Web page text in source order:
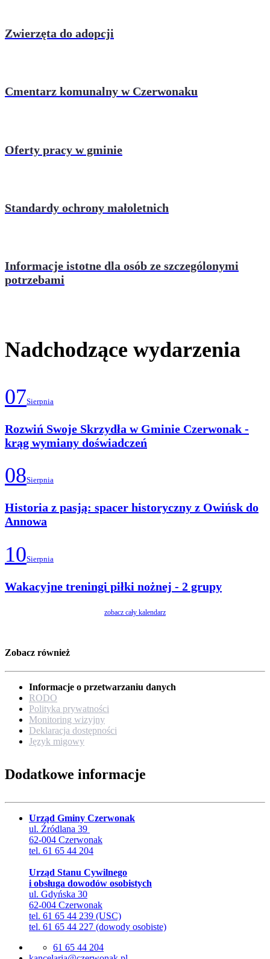
Zwierzęta do adopcji
Cmentarz komunalny w Czerwonaku
Oferty pracy w gminie
Standardy ochrony małoletnich
Informacje istotne dla osób ze szczególonymi
potrzebami
Nadchodzące wydarzenia
07Sierpnia
Rozwiń Swoje Skrzydła w Gminie Czerwonak -
krąg wymiany doświadczeń
08Sierpnia
Historia z pasją: spacer historyczny z Owińsk do
Annowa
10Sierpnia
Wakacyjne treningi piłki nożnej - 2 grupy
zobacz cały kalendarz
Zobacz również
Informacje o przetwarzaniu danych
RODO
Polityka prywatności
Monitoring wizyjny
Deklaracja dostępności
Język migowy
Dodatkowe informacje
Urząd Gminy Czerwonak
ul. Źródlana 39
62-004 Czerwonak
tel. 61 65 44 204
Urząd Stanu Cywilnego
i obsługa dowodów osobistych
ul. Gdyńska 30
62-004 Czerwonak
tel. 61 65 44 239 (USC)
tel. 61 65 44 227 (dowody osobiste)
61 65 44 204